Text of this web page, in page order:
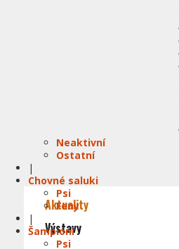
Neaktivní
Ostatní
|
Chovné saluki
Psi
Feny
|
Šampióni
Psi
Aktuality
Výstavy